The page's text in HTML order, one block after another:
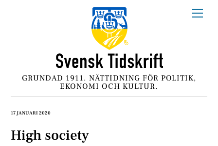
GRUNDAD 1911. NÄTTIDNING FÖR POLITIK,
EKONOMI OCH KULTUR.
17 JANUARI 2020
High society